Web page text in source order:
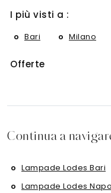
I più visti a :
Bari Milano
Offerte
Continua a
Lampade Lodes Bari
Lampade Lodes